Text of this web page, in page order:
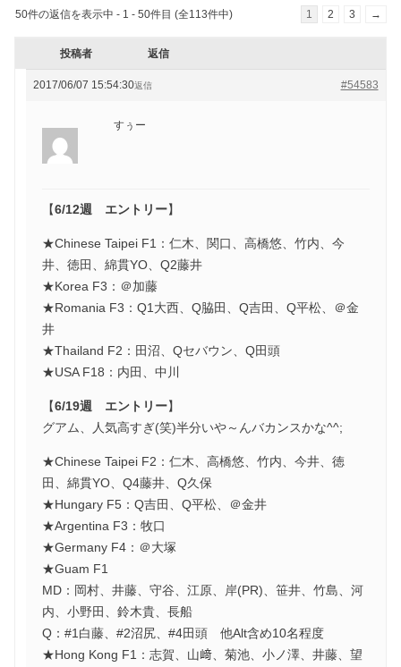
50件の返信を表示中 - 1 - 50件目 (全113件中) 1 2 3 →
投稿者 返信
2017/06/07 15:54:30 #54583
返信
すぅー
【6/12週 エントリー】
★Chinese Taipei F1：仁木、関口、高橋悠、竹内、今
井、徳田、綿貫YO、Q2藤井
★Korea F3：＠加藤
★Romania F3：Q1大西、Q脇田、Q吉田、Q平松、＠金
井
★Thailand F2：田沼、Qセバウン、Q田頭
★USA F18：内田、中川
【6/19週 エントリー】
グアム、人気高すぎ(笑)半分いや～んバカンスかな^^;
★Chinese Taipei F2：仁木、高橋悠、竹内、今井、徳
田、綿貫YO、Q4藤井、Q久保
★Hungary F5：Q吉田、Q平松、＠金井
★Argentina F3：牧口
★Germany F4：＠大塚
★Guam F1
MD：岡村、井藤、守谷、江原、岸(PR)、笹井、竹島、河
内、小野田、鈴木貴、長船
Q：#1白藤、#2沼尻、#4田頭 他Alt含め10名程度
★Hong Kong F1：志賀、山﨑、菊池、小ノ澤、井藤、望